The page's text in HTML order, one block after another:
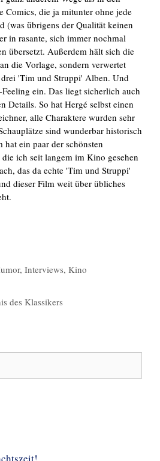
Comics, die ja mitunter ohne jede
(was übrigens der Qualität keinen
in rasante, sich immer nochmal
übersetzt. Außerdem hält sich die
die Vorlage, sondern verwertet
'Tim und Struppi' Alben. Und
ein. Das liegt sicherlich auch
Details. So hat Hergé selbst einen
alle Charaktere wurden sehr
sind wunderbar historisch
ein paar der schönsten
ich seit langem im Kino gesehen
das da echte 'Tim und Struppi'
dieser Film weit über übliches
, Interviews, Kino
des Klassikers